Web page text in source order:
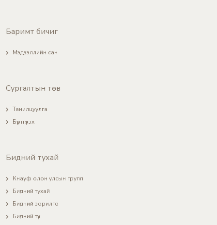
Баримт бичиг
Мэдээллийн сан
Сургалтын төв
Танилцуулга
Бүртгүүлэх
Бидний тухай
Кнауф олон улсын групп
Бидний тухай
Бидний зорилго
Бидний түүх